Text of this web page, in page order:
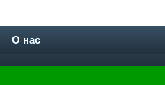
О нас